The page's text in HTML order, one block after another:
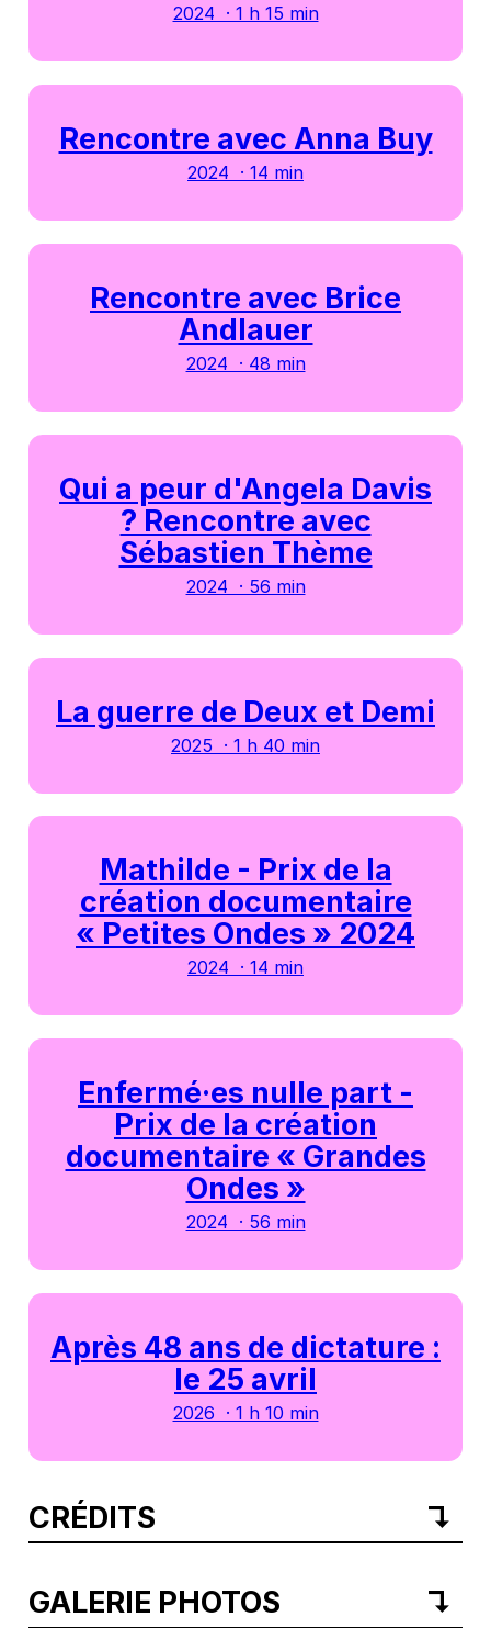
2024 · 1 h 15 min
Rencontre avec Anna Buy
2024 · 14 min
Rencontre avec Brice
Andlauer
2024 · 48 min
Qui a peur d'Angela Davis
? Rencontre avec
Sébastien Thème
2024 · 56 min
La guerre de Deux et Demi
2025 · 1 h 40 min
Mathilde - Prix de la
création documentaire
« Petites Ondes » 2024
2024 · 14 min
Enfermé·es nulle part -
Prix de la création
documentaire « Grandes
Ondes »
2024 · 56 min
Après 48 ans de dictature :
le 25 avril
2026 · 1 h 10 min
CRÉDITS
GALERIE PHOTOS